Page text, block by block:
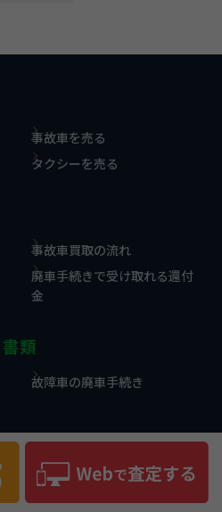
事故車を売る
タクシーを売る
事故車買取の流れ
廃車手続きで受け取れる還付
金
類
故障車の廃車手続き
故障車・不動車の定義